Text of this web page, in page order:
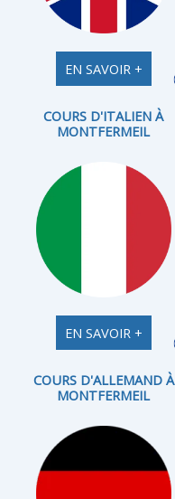
EN SAVOIR +
COURS D'ITALIEN À
MONTFERMEIL
EN SAVOIR +
COURS D'ALLEMAND À
MONTFERMEIL